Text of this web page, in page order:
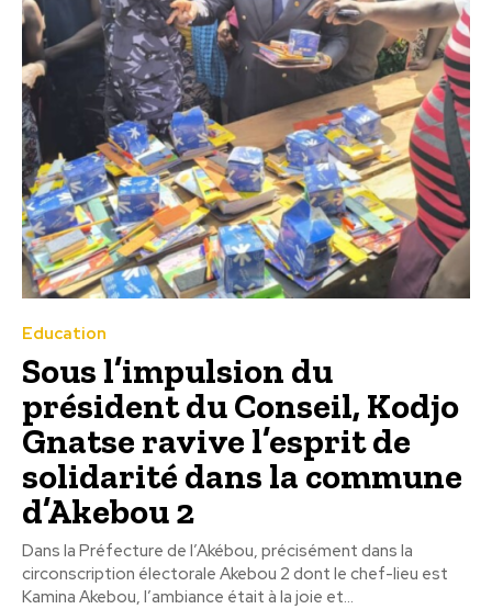
Education
Sous l’impulsion du
président du Conseil, Kodjo
Gnatse ravive l’esprit de
solidarité dans la commune
d’Akebou 2
Dans la Préfecture de l’Akébou, précisément dans la
circonscription électorale Akebou 2 dont le chef-lieu est
Kamina Akebou, l’ambiance était à la joie et...